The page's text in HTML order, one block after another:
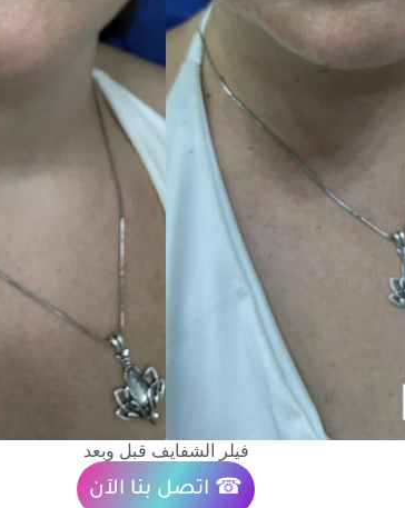
فيلر الشفايف قبل وبعد
☎ اتصل بنا الآن